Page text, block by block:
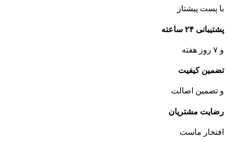
با پست پیشتاز
پشتیبانی ۲۴ ساعته
و ۷ روز هفته
تضمین کیفیت
و تضمین اصالت
رضایت مشتریان
افتخار ماست